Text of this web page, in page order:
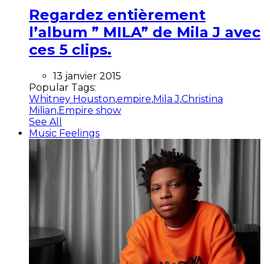
Regardez entièrement
l’album ” MILA” de Mila J avec
ces 5 clips.
13 janvier 2015
Popular Tags:
Whitney Houston,empire,Mila J,Christina
Milian,Empire show
See All
Music Feelings